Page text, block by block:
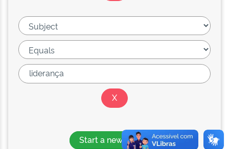
Start a new search